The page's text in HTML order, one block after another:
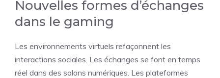
Nouvelles formes d’échanges
dans le gaming
Les environnements virtuels refaçonnent les
interactions sociales. Les échanges se font en temps
réel dans des salons numériques. Les plateformes